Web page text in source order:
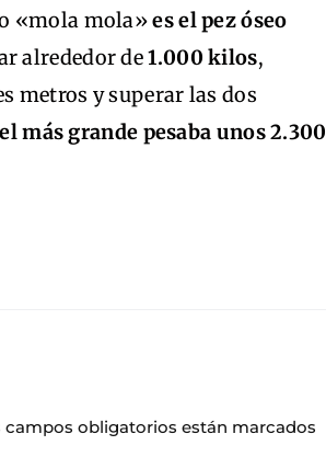
«mola mola»es el pez óseo
alrededor de1.000 kilos,
metros y superar las dos
el más grande pesaba unos 2.300
campos obligatorios están marcados